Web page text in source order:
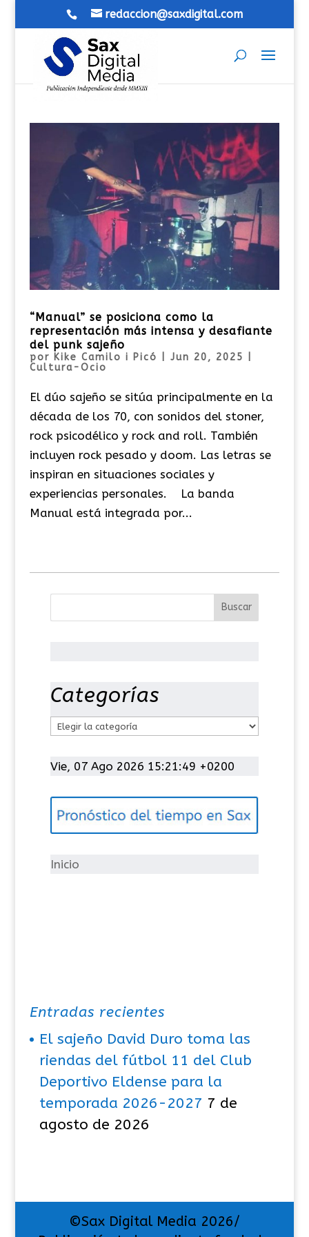
redaccion@saxdigital.com
“Manual” se posiciona como la
representación más intensa y desafiante
del punk sajeño
por Kike Camilo i Picó Jun 20, 2025
Cultura-Ocio
El dúo sajeño se sitúa principalmente en la
década de los 70, con sonidos del stoner,
rock psicodélico y rock and roll. También
incluyen rock pesado y doom. Las letras se
inspiran en situaciones sociales y
experiencias personales. La banda
Manual está integrada por...
Categorías
t
g
í
Vie, 07 Ago 2026 15:21:49 +0200
Inicio
Entradas recientes
El sajeño David Duro toma las
riendas del fútbol 11 del Club
Deportivo Eldense para la
temporada 2026-2027 7 de
agosto de 2026
©Sax Digital Media 2026/